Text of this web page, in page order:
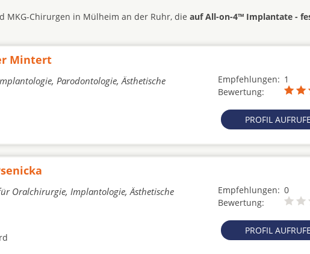
MKG-Chirurgen in Mülheim an der Ruhr, die auf All-on-4™ Implantate -
Mintert
Parodontologie, Ästhetische
Empfehlungen: 1
Bewertung:
PROFIL
Oralchirurgie, Implantologie, Ästhetische
Empfehlungen: 0
Bewertung:
PROFIL